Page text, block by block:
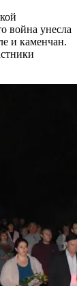
война унесла
и каменчан.